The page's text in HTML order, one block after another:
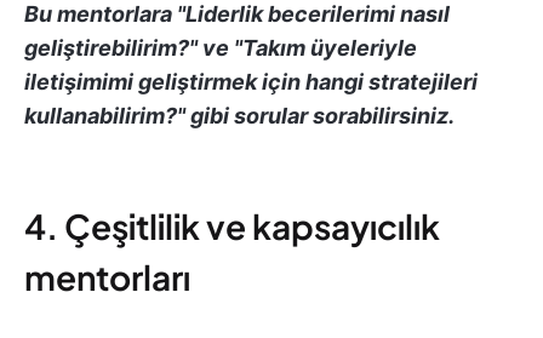
Bu mentorlara "Liderlik becerilerimi nasıl
geliştirebilirim?" ve "Takım üyeleriyle
iletişimimi geliştirmek için hangi stratejileri
kullanabilirim?" gibi sorular sorabilirsiniz.
4. Çeşitlilik ve kapsayıcılık
mentorları